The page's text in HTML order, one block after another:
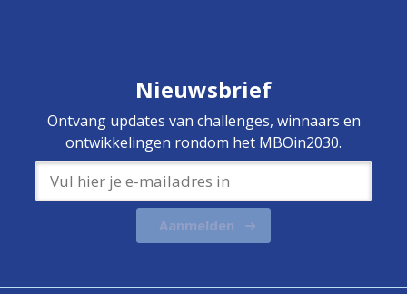
Nieuwsbrief
Ontvang updates van challenges, winnaars en
ontwikkelingen rondom het MBOin2030.
Aanmelden